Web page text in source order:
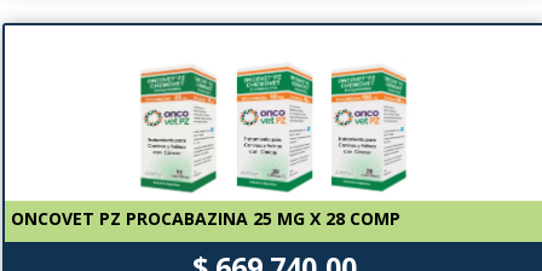
ONCOVET PZ PROCABAZINA 25 MG X 28 COMP